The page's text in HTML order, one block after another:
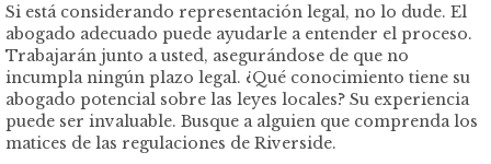
Si está considerando representación legal, no lo dude. El
abogado adecuado puede ayudarle a entender el proceso.
Trabajarán junto a usted, asegurándose de que no
incumpla ningún plazo legal. ¿Qué conocimiento tiene su
abogado potencial sobre las leyes locales? Su experiencia
puede ser invaluable. Busque a alguien que comprenda los
matices de las regulaciones de Riverside.